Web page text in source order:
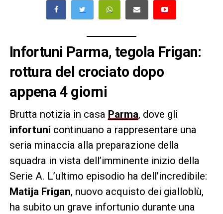
Infortuni Parma, tegola Frigan:
rottura del crociato dopo
appena 4 giorni
Brutta notizia in casa Parma, dove gli
infortuni continuano a rappresentare una
seria minaccia alla preparazione della
squadra in vista dell’imminente inizio della
Serie A. L’ultimo episodio ha dell’incredibile:
Matija Frigan, nuovo acquisto dei gialloblù,
ha subito un grave infortunio durante una